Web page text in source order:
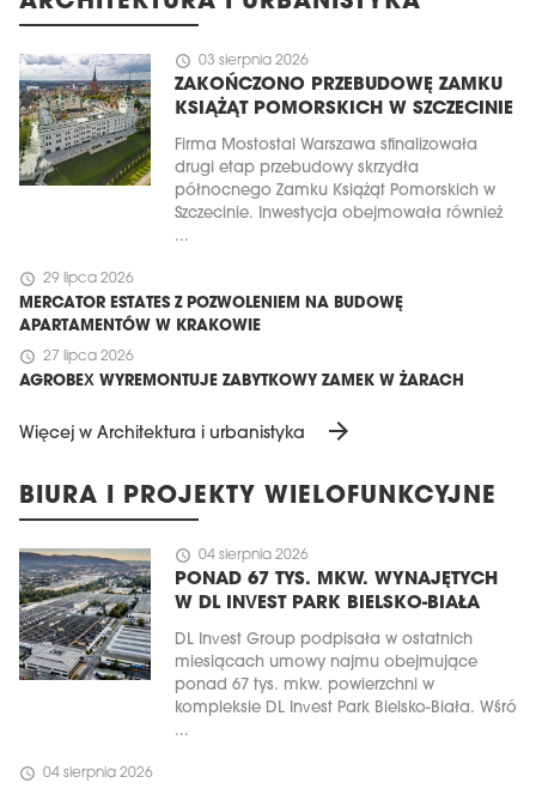
schedule 03 sierpnia 2026
ZAKOŃCZONO PRZEBUDOWĘ ZAMKU
KSIĄŻĄT POMORSKICH W SZCZECINIE
Firma Mostostal Warszawa sfinalizowała
drugi etap przebudowy skrzydła
północnego Zamku Książąt Pomorskich w
Szczecinie. Inwestycja obejmowała również
...
schedule 29 lipca 2026
MERCATOR ESTATES Z POZWOLENIEM NA BUDOWĘ
APARTAMENTÓW W KRAKOWIE
schedule 27 lipca 2026
AGROBEX WYREMONTUJE ZABYTKOWY ZAMEK W ŻARACH
Więcej w Architektura i urbanistyka arrow_forward
BIURA I PROJEKTY WIELOFUNKCYJNE
schedule 04 sierpnia 2026
PONAD 67 TYS. MKW. WYNAJĘTYCH
W DL INVEST PARK BIELSKO-BIAŁA
DL Invest Group podpisała w ostatnich
miesiącach umowy najmu obejmujące
ponad 67 tys. mkw. powierzchni w
kompleksie DL Invest Park Bielsko-Biała. Wśró
...
schedule 04 sierpnia 2026